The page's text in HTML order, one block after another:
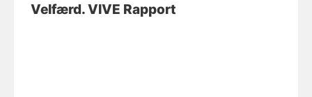
Velfærd. VIVE Rapport